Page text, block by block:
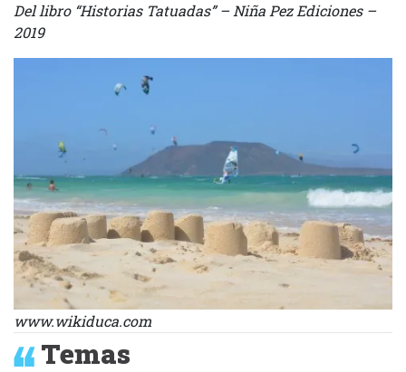
Del libro “Historias Tatuadas” – Niña Pez Ediciones –
2019
www.wikiduca.com
Temas